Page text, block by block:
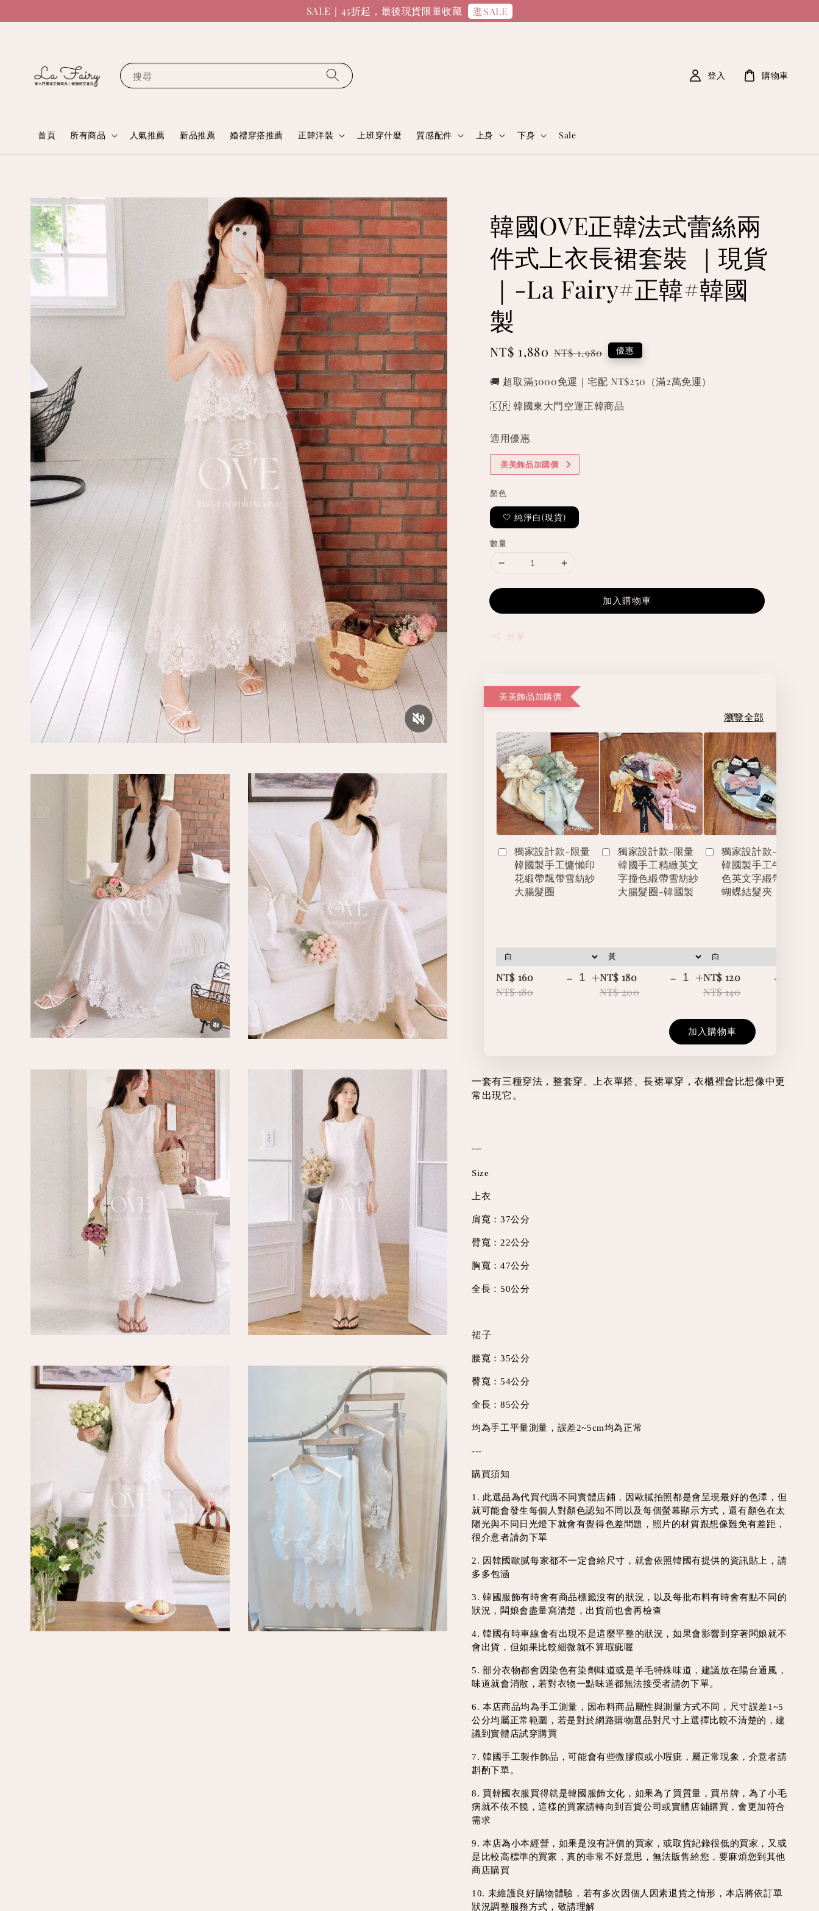
SALE｜45折起，最後現貨限量收藏 逛SALE
搜尋
首頁 所有商品 人氣推薦 新品推薦 婚禮穿搭推薦 正韓洋裝 上班穿什麼 質感配件 上身 下身 Sale
登入 購物車
韓國OVE正韓法式蕾絲兩
件式上衣長裙套裝 ｜現貨
｜-La Fairy#正韓#韓國
製
Sale
NT$ 1,880 Regular
NT$ 1,980 優惠
🚚 超取滿3000免運｜宅配 NT$250（滿2萬免運）
🇰🇷 韓國東大門空運正韓商品
適用優惠
美美飾品加購價
顏色
🤍 純淨白(現貨)
數量
加入購物車
分享
美美飾品加購價
瀏覽全部
獨家設計款-限量
韓國製手工慵懶印
花緞帶飄帶雪紡紗
大腸髮圈
NT$ 160
NT$ 180
- +
獨家設計款-限量
韓國手工精緻英文
字撞色緞帶雪紡紗
大腸髮圈-韓國製
NT$ 180
NT$ 200
- +
獨家設計款-限量
韓國製手工牛仔撞
色英文字緞帶立體
蝴蝶結髮夾
NT$ 120
NT$ 140
-
加入購物車
一套有三種穿法，整套穿、上衣單搭、長裙單穿，衣櫃裡會比想像中更
常出現它。
---
Size
上衣
肩寬：37公分
臂寬：22公分
胸寬：47公分
全長：50公分
裙子
腰寬：35公分
臀寬：54公分
全長：85公分
均為手工平量測量，誤差2~5cm均為正常
---
購買須知
1. 此選品為代買代購不同實體店鋪，因歐膩拍照都是會呈現最好的色澤，但
就可能會發生每個人對顏色認知不同以及每個螢幕顯示方式，還有顏色在太
陽光與不同日光燈下就會有覺得色差問題，照片的材質跟想像難免有差距，
很介意者請勿下單
2. 因韓國歐膩每家都不一定會給尺寸，就會依照韓國有提供的資訊貼上，請
多多包涵
3. 韓國服飾有時會有商品標籤沒有的狀況，以及每批布料有時會有點不同的
狀況，闆娘會盡量寫清楚，出貨前也會再檢查
4. 韓國有時車線會有出現不是這麼平整的狀況，如果會影響到穿著闆娘就不
會出貨，但如果比較細微就不算瑕疵喔
5. 部分衣物都會因染色有染劑味道或是羊毛特殊味道，建議放在陽台通風，
味道就會消散，若對衣物一點味道都無法接受者請勿下單。
6. 本店商品均為手工測量，因布料商品屬性與測量方式不同，尺寸誤差1~5
公分均屬正常範圍，若是對於網路購物選品對尺寸上選擇比較不清楚的，建
議到實體店試穿購買
7. 韓國手工製作飾品，可能會有些微膠痕或小瑕疵，屬正常現象，介意者請
斟酌下單。
8. 買韓國衣服買得就是韓國服飾文化，如果為了買質量，買吊牌，為了小毛
病就不依不饒，這樣的買家請轉向到百貨公司或實體店鋪購買，會更加符合
需求
9. 本店為小本經營，如果是沒有評價的買家，或取貨紀錄很低的買家，又或
是比較高標準的買家，真的非常不好意思，無法販售給您，要麻煩您到其他
商店購買
10. 未維護良好購物體驗，若有多次因個人因素退貨之情形，本店將依訂單
狀況調整服務方式，敬請理解